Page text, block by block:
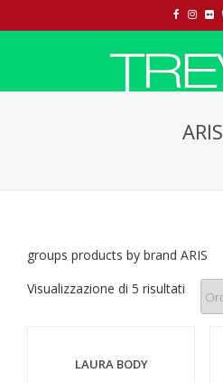
ARIS
groups products by brand ARIS
Visualizzazione di 5 risultati
LAURA BODY